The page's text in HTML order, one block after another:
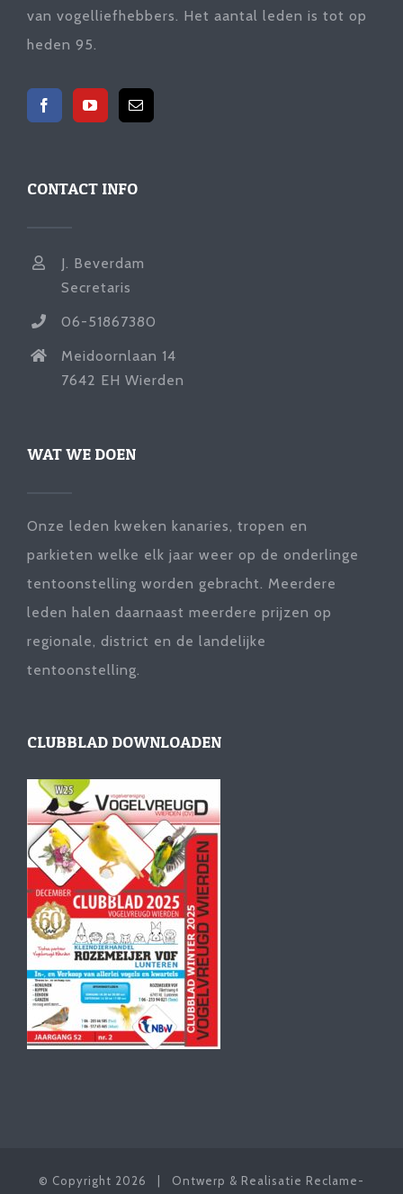
van vogelliefhebbers. Het aantal leden is tot op
heden 95.
CONTACT INFO
J. Beverdam
Secretaris
06-51867380
Meidoornlaan 14
7642 EH Wierden
WAT WE DOEN
Onze leden kweken kanaries, tropen en
parkieten welke elk jaar weer op de onderlinge
tentoonstelling worden gebracht. Meerdere
leden halen daarnaast meerdere prijzen op
regionale, district en de landelijke
tentoonstelling.
CLUBBLAD DOWNLOADEN
© Copyright 2026 | Ontwerp & Realisatie Reclame-